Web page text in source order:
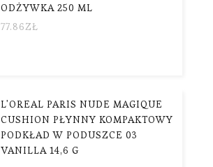
ODŻYWKA 250 ML
77.86ZŁ
L'OREAL PARIS NUDE MAGIQUE
CUSHION PŁYNNY KOMPAKTOWY
PODKŁAD W PODUSZCE 03
VANILLA 14,6 G